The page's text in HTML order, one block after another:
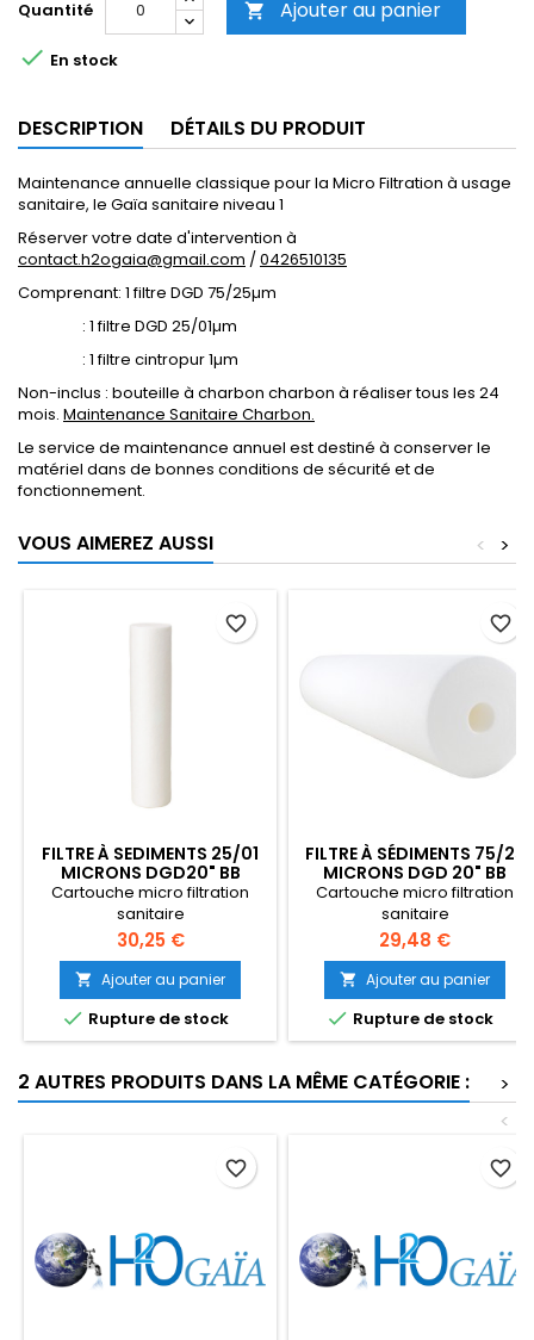
Quantité  Ajouter au panier
 En stock
DESCRIPTION DÉTAILS DU PRODUIT
Maintenance annuelle classique pour la Micro Filtration à usage
sanitaire, le Gaïa sanitaire niveau 1
Réserver votre date d'intervention à
contact.h2ogaia@gmail.com /0426510135
Comprenant: 1 filtre DGD 75/25µm
: 1 filtre DGD 25/01µm
: 1 filtre cintropur 1µm
Non-inclus : bouteille à charbon charbon à réaliser tous les 24
mois. Maintenance Sanitaire Charbon.
Le service de maintenance annuel est destiné à conserver le
matériel dans de bonnes conditions de sécurité et de
fonctionnement.
VOUS AIMEREZ AUSSI >
<
FILTRE À SEDIMENTS 25/01
MICRONS DGD20" BB
(DOUBLE GRADIENT DE
DENSITÉ)
Cartouche micro filtration
sanitaire
Prix
30,25 €
 Ajouter au panier
 Rupture de stock
favorite_border
FILTRE À SÉDIMENTS 75/25
MICRONS DGD 20" BB
(DOUBLE GRADIENT DE
DENSITÉ)
Cartouche micro filtration
sanitaire
Prix
29,48 €
 Ajouter au panier
 Rupture de stock
favorite_border
2 AUTRES PRODUITS DANS LA MÊME CATÉGORIE :
>
<
favorite_border favorite_border